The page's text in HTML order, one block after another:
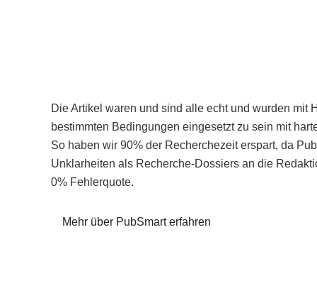
Die Artikel waren und sind alle echt und wurden mit
bestimmten Bedingungen eingesetzt zu sein mit
So haben wir 90% der Recherchezeit erspart, da
Unklarheiten als Recherche-Dossiers an die
0% Fehlerquote.
Mehr über PubSmart erfahren